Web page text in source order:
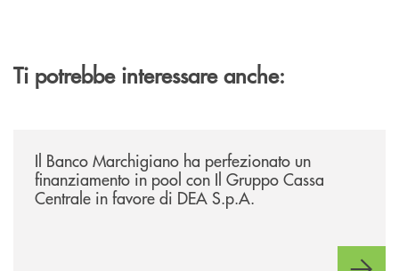
Ti potrebbe interessare anche:
Il Banco Marchigiano ha perfezionato un
finanziamento in pool con Il Gruppo Cassa
Centrale in favore di DEA S.p.A.